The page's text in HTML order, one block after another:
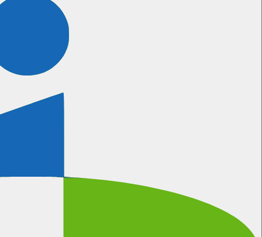
Certificeringen
Wanneer kunnen wij bellen?
We gebruiken natuurlijk onze eigen software voor het